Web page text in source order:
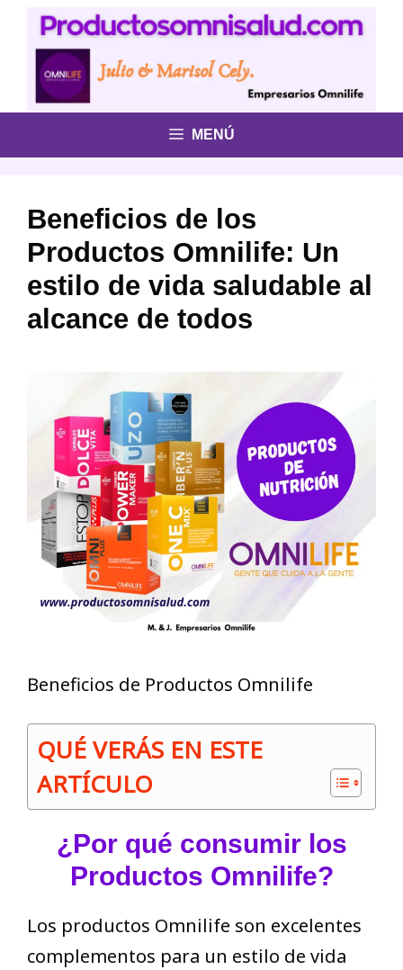
Saltar
contenido
MENÚ
Beneficios de los
Productos Omnilife: Un
estilo de vida saludable al
alcance de todos
Beneficios de Productos Omnilife
QUÉ VERÁS EN ESTE
ARTÍCULO
¿Por qué consumir los
Productos Omnilife?
Los productos Omnilife son excelentes
complementos para un estilo de vida